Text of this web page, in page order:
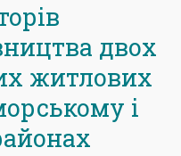
двох
житлових
і